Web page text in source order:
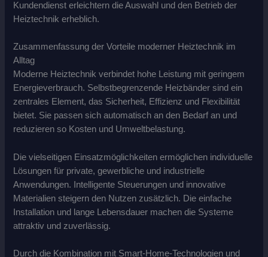
Kundendienst erleichtern die Auswahl und den Betrieb der
Heiztechnik erheblich.
Zusammenfassung der Vorteile moderner Heiztechnik im
Alltag
Moderne Heiztechnik verbindet hohe Leistung mit geringem
Energieverbrauch. Selbstbegrenzende Heizbänder sind ein
zentrales Element, das Sicherheit, Effizienz und Flexibilität
bietet. Sie passen sich automatisch an den Bedarf an und
reduzieren so Kosten und Umweltbelastung.
Die vielseitigen Einsatzmöglichkeiten ermöglichen individuelle
Lösungen für private, gewerbliche und industrielle
Anwendungen. Intelligente Steuerungen und innovative
Materialien steigern den Nutzen zusätzlich. Die einfache
Installation und lange Lebensdauer machen die Systeme
attraktiv und zuverlässig.
Durch die Kombination mit Smart-Home-Technologien und